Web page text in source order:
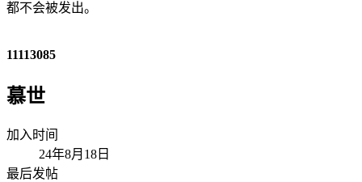
都不会被发出。
11113085
慕世
加入时间
24年8月18日
最后发帖